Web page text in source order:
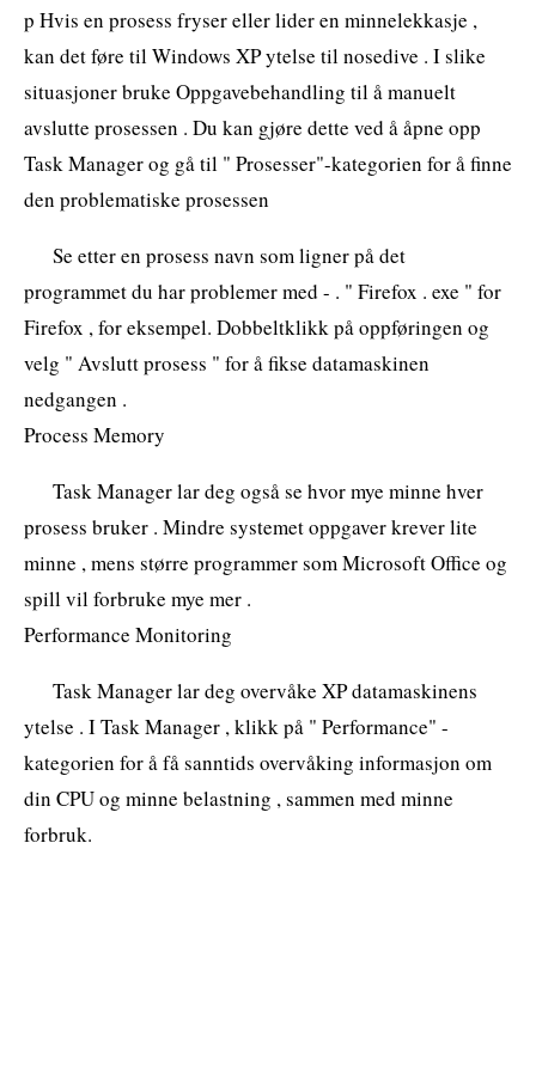
p Hvis en prosess fryser eller lider en minnelekkasje ,
kan det føre til Windows XP ytelse til nosedive . I slike
situasjoner bruke Oppgavebehandling til å manuelt
avslutte prosessen . Du kan gjøre dette ved å åpne opp
Task Manager og gå til " Prosesser"-kategorien for å finne
den problematiske prosessen
Se etter en prosess navn som ligner på det
programmet du har problemer med - . " Firefox . exe " for
Firefox , for eksempel. Dobbeltklikk på oppføringen og
velg " Avslutt prosess " for å fikse datamaskinen
nedgangen .
Process Memory
Task Manager lar deg også se hvor mye minne hver
prosess bruker . Mindre systemet oppgaver krever lite
minne , mens større programmer som Microsoft Office og
spill vil forbruke mye mer .
Performance Monitoring
Task Manager lar deg overvåke XP datamaskinens
ytelse . I Task Manager , klikk på " Performance" -
kategorien for å få sanntids overvåking informasjon om
din CPU og minne belastning , sammen med minne
forbruk.